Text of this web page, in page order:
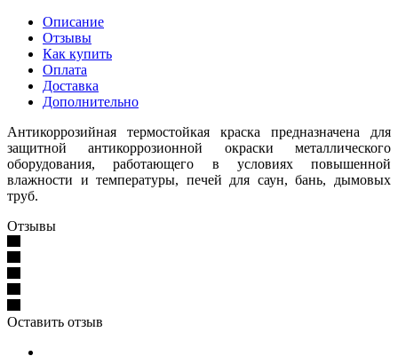
Описание
Отзывы
Как купить
Оплата
Доставка
Дополнительно
Антикоррозийная термостойкая краска предназначена для
защитной антикоррозионной окраски металлического
оборудования, работающего в условиях повышенной
влажности и температуры, печей для саун, бань, дымовых
труб.
Отзывы
Оставить отзыв